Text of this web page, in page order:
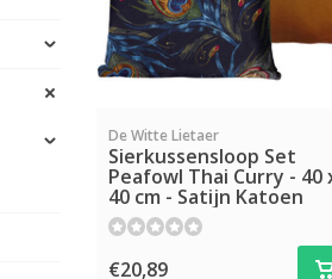
De Witte Lietaer
Sierkussensloop Set
Peafowl Thai Curry - 40
40 cm - Satijn Katoen
€20,89